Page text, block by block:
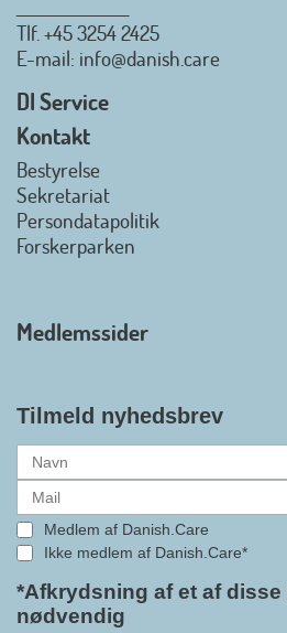
Danish.Care -
hjælpemidler og
Danish.Care fra den
officielt kan kalde sig
gennemslagskraft og
hjælpemidler samt give
medlemmerne
alle formaliteterne
i samarbejdet mellem
bestyrelsesleder i
Claus Ipsen. Han
Tlf.+45 3254 2425
E-mail: info@danish.care
DI Service
Kontakt
Bestyrelse
Sekretariat
Persondatapolitik
Forskerparken
Medlemssider
Tilmeld nyhedsbrev
Medlem af Danish.Care
Ikke medlem af Danish.Care*
*Afkrydsning af et af disse
nødvendig